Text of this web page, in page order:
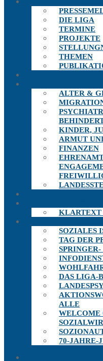
DIE LIGA
TERMINE
PROJEKTE
THEMEN
ALTER &
KINDER,
ARMUT
FINANZEN
KLARTEXT
SOZIALES
TAG DER
DAS LIGA-
ALLE
WELCOME
70-JAHRE-